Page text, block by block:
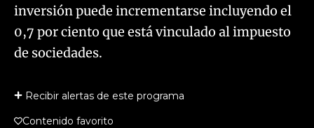
inversión puede incrementarse incluyendo el
0,7 por ciento que está vinculado al impuesto
de sociedades.
Recibir alertas de este programa
Contenido favorito